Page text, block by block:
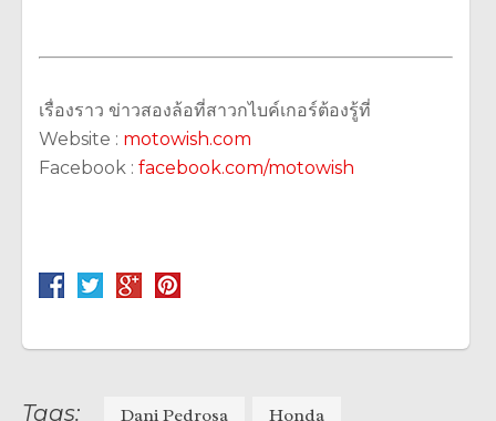
เรื่องราว ข่าวสองล้อที่สาวกไบค์เกอร์ต้องรู้ที่
Website : motowish.com
Facebook : facebook.com/motowish
Tags: Dani Pedrosa Honda